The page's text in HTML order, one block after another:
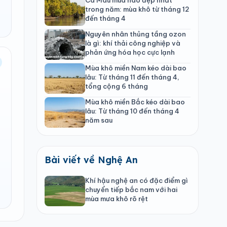
trong năm: mùa khô từ tháng 12
đến tháng 4
Nguyên nhân thủng tầng ozon
là gì: khí thải công nghiệp và
phản ứng hóa học cực lạnh
Mùa khô miền Nam kéo dài bao
lâu: Từ tháng 11 đến tháng 4,
tổng cộng 6 tháng
Mùa khô miền Bắc kéo dài bao
lâu: Từ tháng 10 đến tháng 4
năm sau
Bài viết về Nghệ An
Khí hậu nghệ an có đặc điểm gì
chuyển tiếp bắc nam với hai
mùa mưa khô rõ rệt